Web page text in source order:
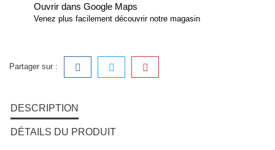
Ouvrir dans Google Maps
Venez plus facilement découvrir notre magasin
Partager sur :
DESCRIPTION
DÉTAILS DU PRODUIT